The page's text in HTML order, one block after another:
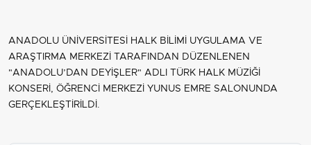
ANADOLU ÜNİVERSİTESİ HALK BİLİMİ UYGULAMA VE
ARAŞTIRMA MERKEZİ TARAFINDAN DÜZENLENEN
"ANADOLU’DAN DEYİŞLER" ADLI TÜRK HALK MÜZİĞİ
KONSERİ, ÖĞRENCİ MERKEZİ YUNUS EMRE SALONUNDA
GERÇEKLEŞTİRİLDİ.